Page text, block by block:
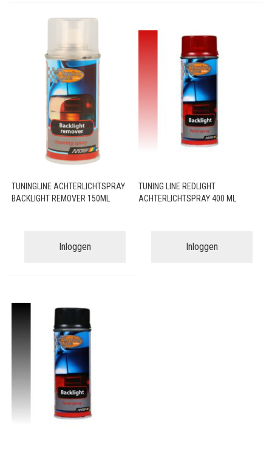
TUNINGLINE ACHTERLICHTSPRAY
BACKLIGHT REMOVER 150ML
Inloggen
TUNING LINE REDLIGHT
ACHTERLICHTSPRAY 400 ML
Inloggen